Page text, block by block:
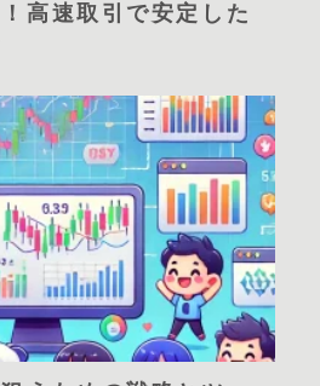
高速取引で安定した